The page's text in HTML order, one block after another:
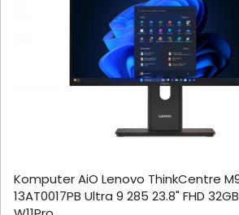
Komputer AiO Lenovo ThinkCentre
13AT0017PB Ultra 9 285 23.8" FHD